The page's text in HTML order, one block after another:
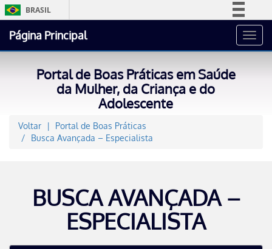
BRASIL
Acesso à informação
Página Principal
Portal de Boas Práticas em Saúde
da Mulher, da Criança e do
Adolescente
Voltar
Portal de Boas Práticas
Busca Avançada – Especialista
BUSCA AVANÇADA –
ESPECIALISTA